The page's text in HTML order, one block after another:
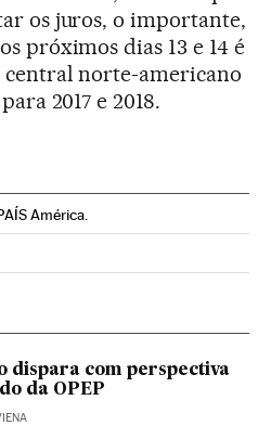
os juros, o importante,
próximos dias 13 e 14 é
central norte-americano
2017 e 2018.
América.
Twitter
en Instagram
Brasil en Facebook
dispara com perspectiva
da OPEP